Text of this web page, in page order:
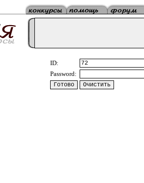
ID:
Password: